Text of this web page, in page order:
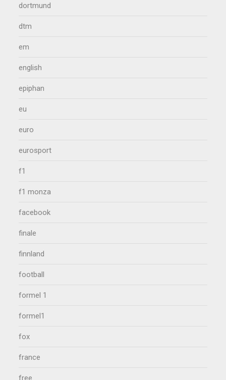
dortmund
dtm
em
english
epiphan
eu
euro
eurosport
f1
f1 monza
facebook
finale
finnland
football
formel 1
formel1
fox
france
free